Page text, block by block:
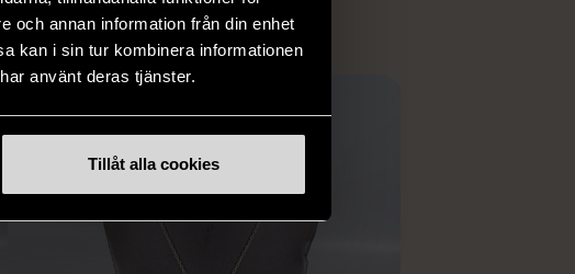
och annan information från din enhet
kan i sin tur kombinera informationen
använt deras tjänster.
Tillåt alla cookies